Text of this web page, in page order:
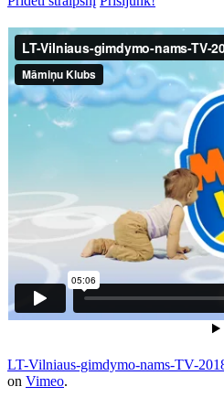
LT-Vilniaus-gimdymo-nams-TV-
on Vimeo.